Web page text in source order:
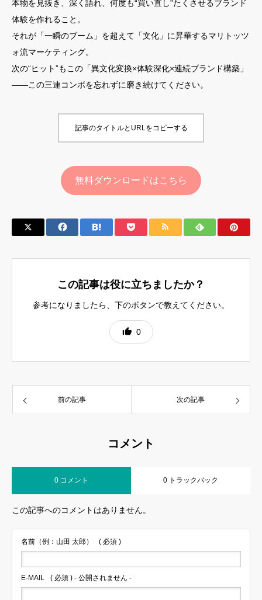
本物を見抜き、深く語れ、何度も“買い直し”たくさせるブランド
体験を作れること。
それが「一瞬のブーム」を超えて「文化」に昇華するマリトッツ
ォ流マーケティング。
次の“ヒット”もこの「異文化変換×体験深化×連続ブランド構築」
――この三連コンボを忘れずに磨き続けてください。
記事のタイトルとURLをコピーする
無料ダウンロードはこちら
この記事は役に立ちましたか？
参考になりましたら、下のボタンで教えてください。
0
前の記事 次の記事
コメント
0 コメント 0 トラックバック
この記事へのコメントはありません。
名前（例：山田 太郎） ( 必須 )
E-MAIL ( 必須 ) - 公開されません -